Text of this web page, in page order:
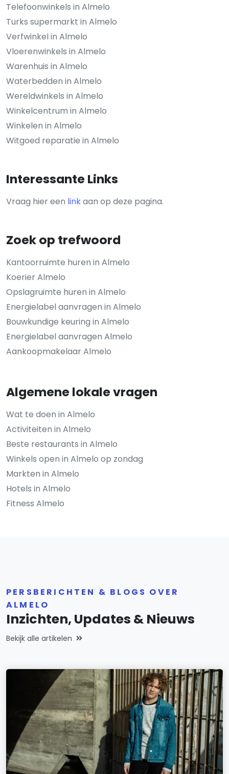
Telefoonwinkels in Almelo
Turks supermarkt in Almelo
Verfwinkel in Almelo
Vloerenwinkels in Almelo
Warenhuis in Almelo
Waterbedden in Almelo
Wereldwinkels in Almelo
Winkelcentrum in Almelo
Winkelen in Almelo
Witgoed reparatie in Almelo
Interessante Links
Vraag hier een linkaan op deze pagina.
Zoek op trefwoord
Kantoorruimte huren in Almelo
Koerier Almelo
Opslagruimte huren in Almelo
Energielabel aanvragen in Almelo
Bouwkundige keuring in Almelo
Energielabel aanvragen Almelo
Aankoopmakelaar Almelo
Algemene lokale vragen
Wat te doen in Almelo
Activiteiten in Almelo
Beste restaurants in Almelo
Winkels open in Almelo op zondag
Markten in Almelo
Hotels in Almelo
Fitness Almelo
PERSBERICHTEN & BLOGS OVER
ALMELO
Inzichten, Updates & Nieuws
Bekijk alle artikelen